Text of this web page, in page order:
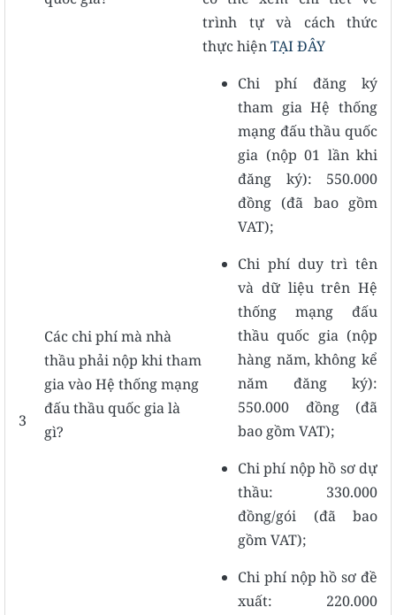
trình tự và cách thức
thực hiệnTẠI ĐÂY
3
Các chi phí mà nhà
thầu phải nộp khi tham
gia vào Hệ thống mạng
đấu thầu quốc gia là
gì?
Chi phí đăng ký
tham gia Hệ thống
mạng đấu thầu quốc
gia (nộp 01 lần khi
đăng ký): 550.000
đồng (đã bao gồm
VAT);
Chi phí duy trì tên
và dữ liệu trên Hệ
thống mạng đấu
thầu quốc gia (nộp
hàng năm, không kể
năm đăng ký):
550.000 đồng (đã
bao gồm VAT);
Chi phí nộp hồ sơ dự
thầu: 330.000
đồng/gói (đã bao
gồm VAT);
Chi phí nộp hồ sơ đề
xuất: 220.000